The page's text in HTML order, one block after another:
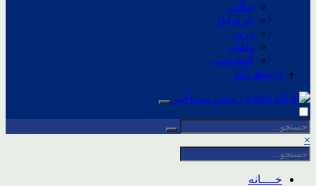
چگنی
خرم آباد
درود
دلفان
کوهدشت
ارتباط باما
×
خــــانه